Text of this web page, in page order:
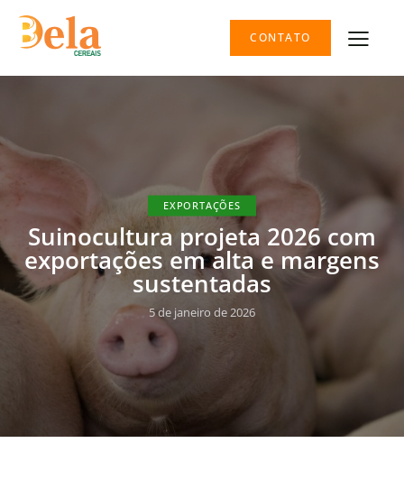
CONTATO
EXPORTAÇÕES
Suinocultura projeta 2026 com
exportações em alta e margens
sustentadas
5 de janeiro de 2026